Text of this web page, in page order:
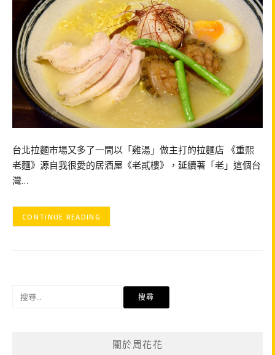
台北拉麵市場又多了一間以「雞湯」做主打的拉麵店 《重熙
老麵》源自我很愛的居酒屋《老貳樓》，延續著「老」這個台
灣…
CONTINUE READING
關於周花花